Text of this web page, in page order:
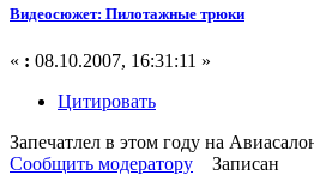
Видеосюжет: Пилотажные трюки
« : 08.10.2007, 16:31:11 »
Цитировать
Запечатлел в этом году на
Сообщить модератору
Записан